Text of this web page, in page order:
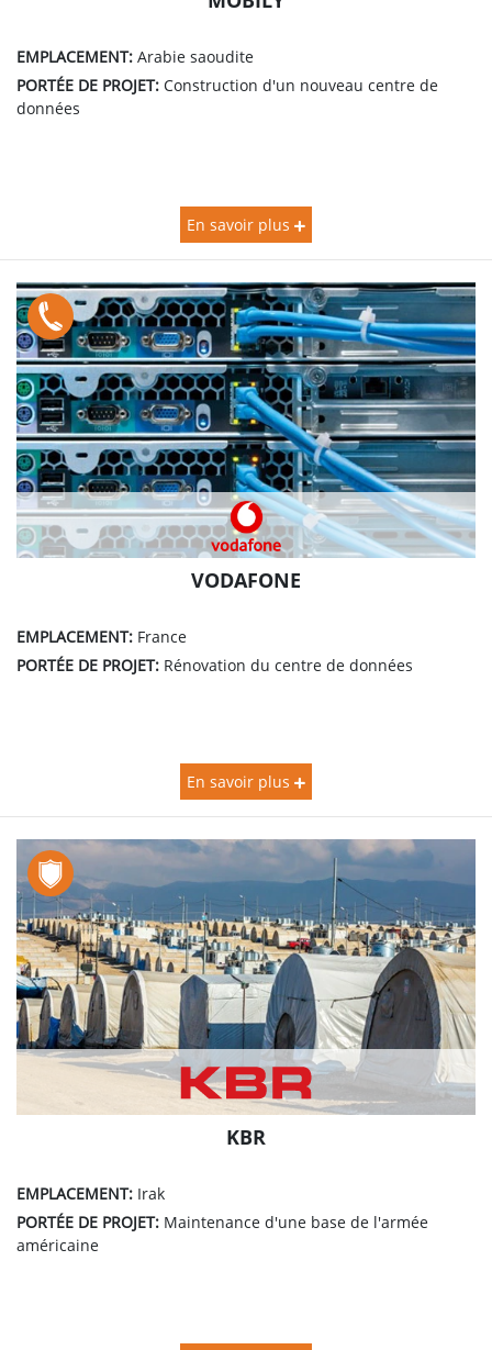
EMPLACEMENT: Arabie saoudite
PORTÉE DE PROJET: Construction d'un nouveau centre de
données
En savoir plus
VODAFONE
EMPLACEMENT: France
PORTÉE DE PROJET: Rénovation du centre de données
En savoir plus
KBR
EMPLACEMENT: Irak
PORTÉE DE PROJET: Maintenance d'une base de l'armée
américaine